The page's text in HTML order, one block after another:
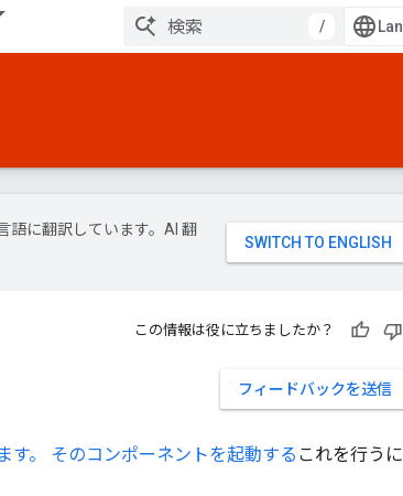
/
語に翻訳しています。AI 翻
この情報は役に立ちましたか？
フィードバックを送信
す。 そのコンポーネントを起動する これを行うに